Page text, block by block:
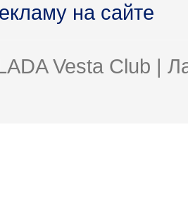
на сайте
Vesta Club |